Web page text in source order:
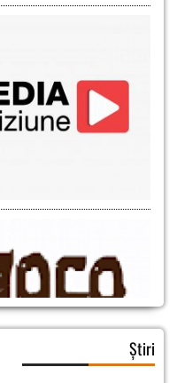
Știri